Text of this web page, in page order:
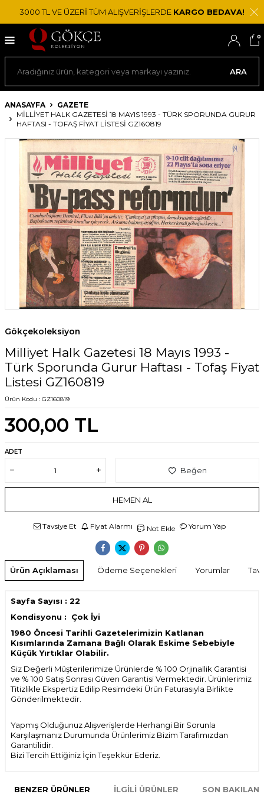
3000 TL VE ÜZERİ TÜM ALIŞVERİŞLERDE KARGO BEDAVA!
ARA
0
ANASAYFA
GAZETE
MILLIYET HALK GAZETESI 18 MAYIS 1993 - TÜRK SPORUNDA GURUR
HAFTASI - TOFAŞ FIYAT LISTESI GZ160819
Gökçekoleksiyon
Milliyet Halk Gazetesi 18 Mayıs 1993 -
Türk Sporunda Gurur Haftası - Tofaş Fiyat
Listesi GZ160819
Ürün Kodu : GZ160819
300,00 TL
ADET
Beğen
HEMEN AL
Tavsiye Et Fiyat Alarmı Not Ekle Yorum Yap
Ürün Açıklaması Ödeme Seçenekleri Yorumlar
Sayfa Sayısı : 22
Kondisyonu : Çok İyi
1980 Öncesi Tarihli Gazetelerimizin Katlanan
Kısımlarında Zamana Bağlı Olarak Eskime Sebebiyle
Küçük Yırtıklar Olabilir.
Siz Değerli Müşterilerimize Ürünlerde % 100 Orjinallik Garantisi
ve % 100 Satış Sonrası Güven Garantisi Vermektedir. Ürünlerimiz
Titizlikle Ekspertiz Edilip Resimdeki Ürün Faturasıyla Birlikte
Gönderilmektedir.
Yapmış Olduğunuz Alışverişlerde Herhangi Bir Sorunla
Karşılaşmanız Durumunda Ürünlerimiz Bizim Tarafımızdan
Garantilidir.
Bizi Tercih Ettiğiniz İçin Teşekkür Ederiz.
BENZER ÜRÜNLER İLGILI ÜRÜNLER SON